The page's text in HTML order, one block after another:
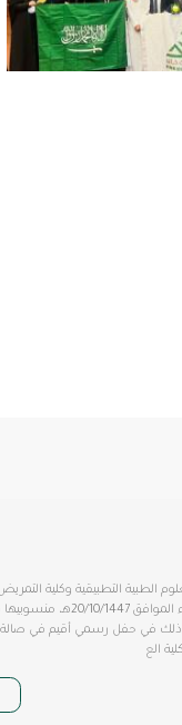
الطبية التطبيقية وكلية
مساء الاربعاء الموافق 20/
وذلك في حفل رسمي أقيم في صالة
الع